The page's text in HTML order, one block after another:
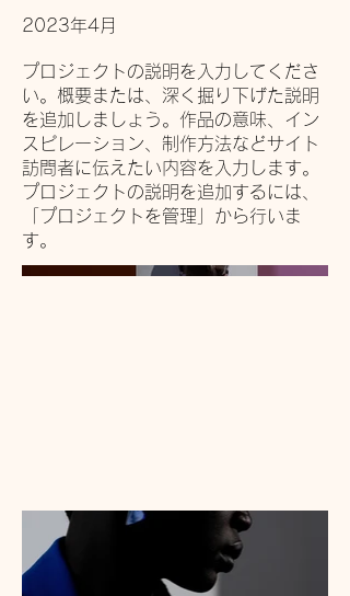
2023年4月
プロジェクトの説明を入力してくださ
い。概要または、深く掘り下げた説明
を追加しましょう。作品の意味、イン
スピレーション、制作方法などサイト
訪問者に伝えたい内容を入力します。
プロジェクトの説明を追加するには、
「プロジェクトを管理」から行いま
す。